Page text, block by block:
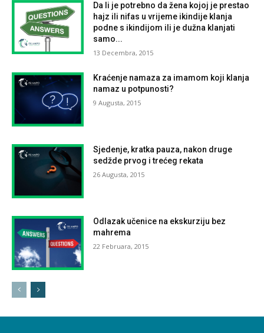
Da li je potrebno da žena kojoj je prestao
hajz ili nifas u vrijeme ikindije klanja
podne s ikindijom ili je dužna klanjati
samo...
13 Decembra, 2015
Kraćenje namaza za imamom koji klanja
namaz u potpunosti?
9 Augusta, 2015
Sjedenje, kratka pauza, nakon druge
sedžde prvog i trećeg rekata
26 Augusta, 2015
Odlazak učenice na ekskurziju bez
mahrema
22 Februara, 2015